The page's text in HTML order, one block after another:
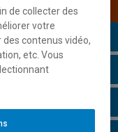
de collecter des
votre
contenus vidéo,
etc. Vous